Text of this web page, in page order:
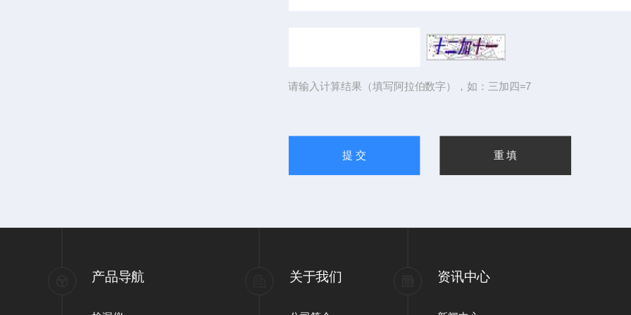
请输入计算结果（填写阿拉伯数字），如：三加四=7
产品导航 关于我们 资讯中心